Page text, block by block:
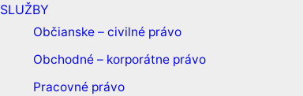
SLUŽBY
Občianske – civilné právo
Obchodné – korporátne právo
Pracovné právo